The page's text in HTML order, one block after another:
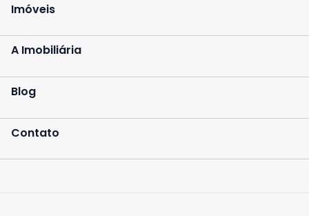
Imóveis
A Imobiliária
Blog
Contato